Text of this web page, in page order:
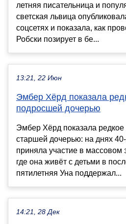
летняя писательница и
светская львица
соцсетях и показала, как
Робски позирует в бе...
13:21, 22 Июн
Эмбер Хёрд показала
подросшей дочерью
Эмбер Хёрд показала
старшей дочерью: на днях 40-
приняла участие в массовом
где она живёт с детьми в
пятилетняя Уна поддержал...
14:21, 28 Дек